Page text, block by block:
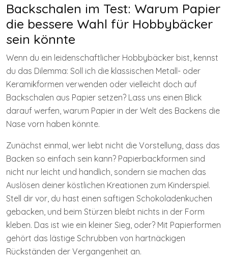
Backschalen im Test: Warum Papier
die bessere Wahl für Hobbybäcker
sein könnte
Wenn du ein leidenschaftlicher Hobbybäcker bist, kennst
du das Dilemma: Soll ich die klassischen Metall- oder
Keramikformen verwenden oder vielleicht doch auf
Backschalen aus Papier setzen? Lass uns einen Blick
darauf werfen, warum Papier in der Welt des Backens die
Nase vorn haben könnte.
Zunächst einmal, wer liebt nicht die Vorstellung, dass das
Backen so einfach sein kann? Papierbackformen sind
nicht nur leicht und handlich, sondern sie machen das
Auslösen deiner köstlichen Kreationen zum Kinderspiel.
Stell dir vor, du hast einen saftigen Schokoladenkuchen
gebacken, und beim Stürzen bleibt nichts in der Form
kleben. Das ist wie ein kleiner Sieg, oder? Mit Papierformen
gehört das lästige Schrubben von hartnäckigen
Rückständen der Vergangenheit an.